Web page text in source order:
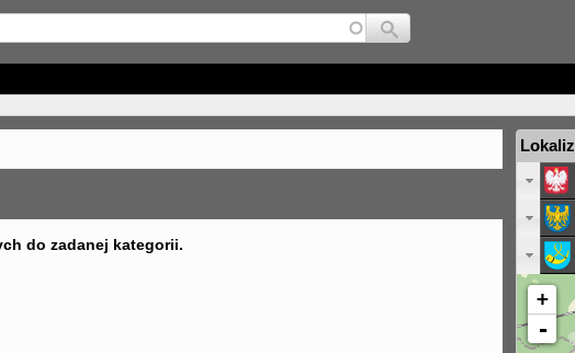
Jump to navigation
do zadanej kategorii.
+
-